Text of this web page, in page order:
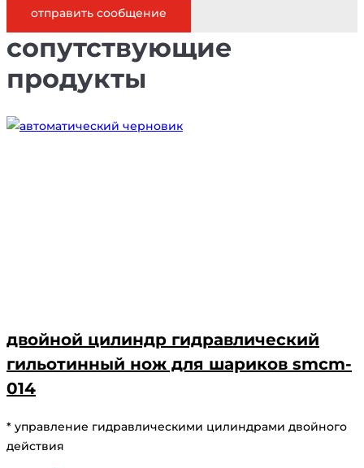
отправить сообщение
сопутствующие
продукты
двойной цилиндр гидравлический
гильотинный нож для шариков smcm-
014
* управление гидравлическими цилиндрами двойного
действия